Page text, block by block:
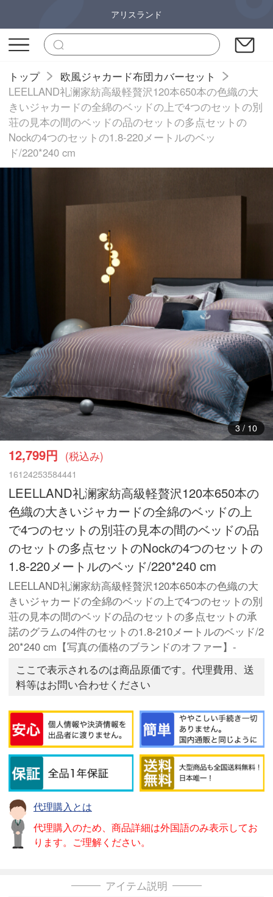
アリスランド
トップ
欧風ジャカード布団カバーセット
LEELLAND礼澜家紡高級軽贅沢120本650本の色織の大
きいジャカードの全綿のベッドの上で4つのセットの別
荘の見本の間のベッドの品のセットの多点セットの
Nockの4つのセットの1.8-220メートルのベッ
ド/220*240 cm
3/ 10
12,799円 (税込み)
16124253584441
LEELLAND礼澜家紡高級軽贅沢120本650本の
色織の大きいジャカードの全綿のベッドの上
で4つのセットの別荘の見本の間のベッドの品
のセットの多点セットのNockの4つのセットの
1.8-220メートルのベッド/220*240 cm
LEELLAND礼澜家紡高級軽贅沢120本650本の色織の大
きいジャカードの全綿のベッドの上で4つのセットの別
荘の見本の間のベッドの品のセットの多点セットの承
諾のグラムの4件のセットの1.8-210メートルのベッド/2
20*240 cm【写真の価格のブランドのオファー】-
ここで表示されるのは商品原価です。代理費用、送
料等はお問い合わせください
代理購入とは
代理購入のため、商品詳細は外国語のみ表示してお
ります。ご理解ください。
アイテム説明